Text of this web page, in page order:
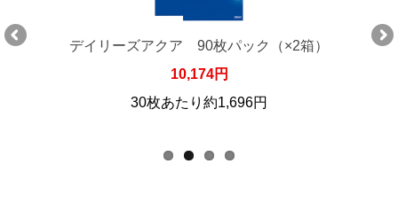
デイリーズアクア 90枚パック（×2箱）
10,174円
30枚あたり約1,696円